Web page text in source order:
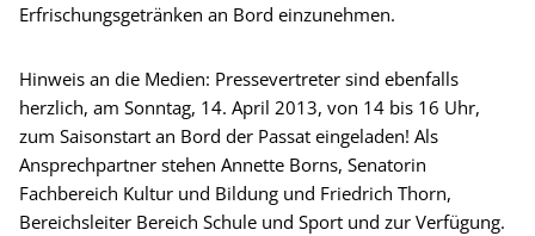
Erfrischungsgetränken an Bord einzunehmen.
Hinweis an die Medien: Pressevertreter sind ebenfalls
herzlich, am Sonntag, 14. April 2013, von 14 bis 16 Uhr,
zum Saisonstart an Bord der Passat eingeladen! Als
Ansprechpartner stehen Annette Borns, Senatorin
Fachbereich Kultur und Bildung und Friedrich Thorn,
Bereichsleiter Bereich Schule und Sport und zur Verfügung.